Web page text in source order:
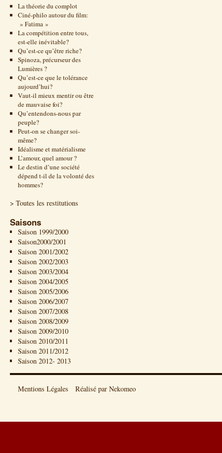
La théorie du complot
Ciné-philo autour du film:
» Fatima »
La compétition entre tous,
est-elle inévitable?
Qu’est-ce qu’être riche?
Spinoza, précurseur des
Lumières ?
Qu’est-ce que le tolérance
aujourd’hui?
Vaut-il mieux mentir ou être
de mauvaise foi?
Qu’entendons-nous par
peuple?
Peut-on se changer soi-
même?
Idéalisme et matérialisme
L’amour, quel amour ?
Le destin d’une société
dépend t-il de la volonté des
hommes?
> Toutes les restitutions
Saisons
Saison 1999/2000
Saison2000/2001
Saison 2001/2002
Saison 2002/2003
Saison 2003/2004
Saison 2004/2005
Saison 2005/2006
Saison 2006/2007
Saison 2007/2008
Saison 2008/2009
Saison 2009/2010
Saison 2010/2011
Saison 2011/2012
Saison 2012- 2013
Mentions Légales Réalisé par Nekomeo